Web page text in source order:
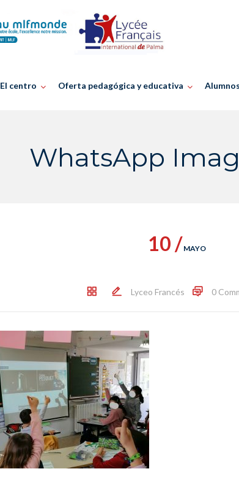
El centro Oferta pedagógica y educativa
WhatsApp
10 / MAYO
Lyceo Francés 0